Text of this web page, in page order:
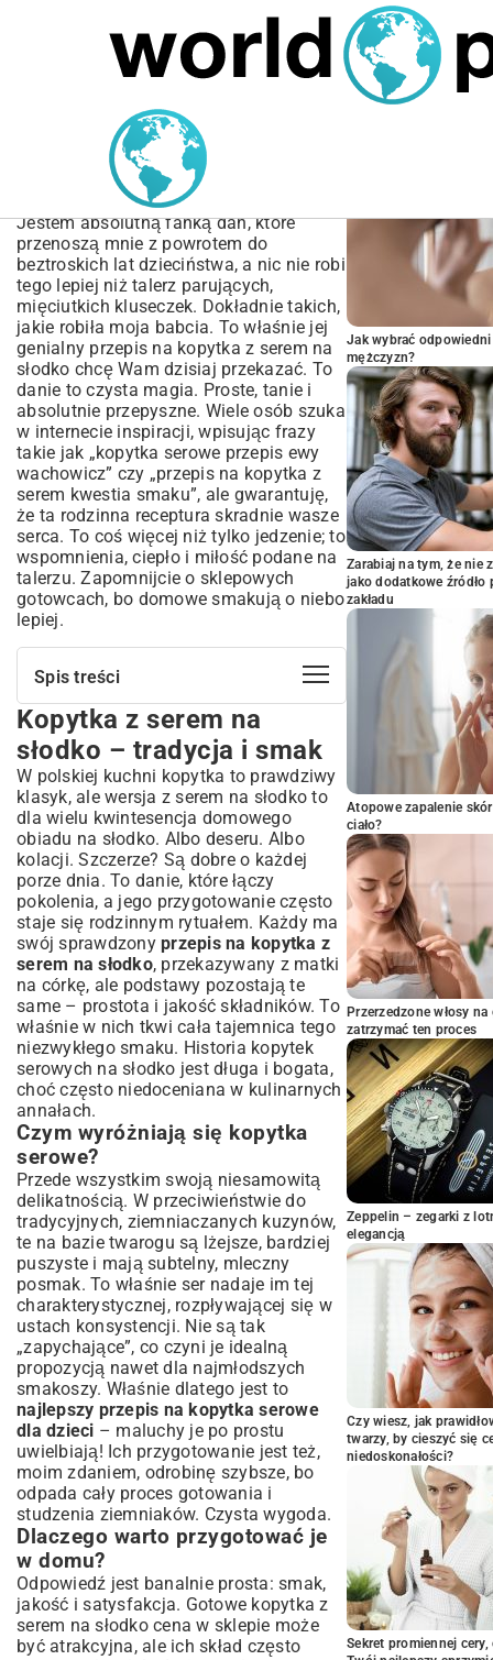
MARIUSZ ŁAMAGA 05.10.2025
Przepis na kopytka z
serem na słodko – Idealne
dla dzieci i dorosłych
Jestem absolutną fanką dań, które
przenoszą mnie z powrotem do
beztroskich lat dzieciństwa, a nic nie robi
tego lepiej niż talerz parujących,
mięciutkich kluseczek. Dokładnie takich,
jakie robiła moja babcia. To właśnie jej
genialny przepis na kopytka z serem na
słodko chcę Wam dzisiaj przekazać. To
danie to czysta magia. Proste, tanie i
absolutnie przepyszne. Wiele osób szuka
w internecie inspiracji, wpisując frazy
takie jak „kopytka serowe przepis ewy
wachowicz” czy „przepis na kopytka z
serem kwestia smaku”, ale gwarantuję,
że ta rodzinna receptura skradnie wasze
serca. To coś więcej niż tylko jedzenie; to
wspomnienia, ciepło i miłość podane na
talerzu. Zapomnijcie o sklepowych
gotowcach, bo domowe smakują o niebo
lepiej.
Spis treści
Kopytka z serem na słodko – tradycja i
smak
Czym wyróżniają się kopytka serowe?
Dlaczego warto przygotować je w domu?
Składniki i przygotowanie idealnego
ciasta na kopytka serowe
Niezbędne produkty do pysznych kopytek
Sekret doskonałego twarogu do kopytek
Krok po kroku: Jak zagnieść sprężyste
ciasto?
Formowanie i gotowanie – osiągnij
perfekcyjną konsystencję
Techniki wałkowania i krojenia kopytek
Ile czasu gotować kopytka, aby były
idealne?
Jak podawać kopytka z serem na słodko?
Pomysły na urozmaicenie i dodatki do
kopytek serowych
Kopytka z owocami – ulubione kombinacje
smaków
Słodkie sosy, polewy i posypki – czym
wzbogacić danie?
Wersje specjalne: kopytka bezglutenowe
lub wegańskie
Praktyczne porady i często zadawane
pytania
Przechowywanie i mrożenie kopytek z
serem
Rozwiązywanie problemów: Dlaczego
kopytka się kleją?
Kopytka serowe a leniwe pierogi –
kluczowe różnice
Podsumowanie: Słodka uczta dla całej
rodziny
Kopytka z serem na
słodko – tradycja i smak
W polskiej kuchni kopytka to prawdziwy
klasyk, ale wersja z serem na słodko to
dla wielu kwintesencja domowego
obiadu na słodko. Albo deseru. Albo
kolacji. Szczerze? Są dobre o każdej
porze dnia. To danie, które łączy
pokolenia, a jego przygotowanie często
staje się rodzinnym rytuałem. Każdy ma
swój sprawdzony przepis na kopytka z
serem na słodko, przekazywany z matki
na córkę, ale podstawy pozostają te
same – prostota i jakość składników. To
właśnie w nich tkwi cała tajemnica tego
niezwykłego smaku. Historia kopytek
serowych na słodko jest długa i bogata,
choć często niedoceniana w kulinarnych
annałach.
Czym wyróżniają się kopytka
serowe?
Przede wszystkim swoją niesamowitą
delikatnością. W przeciwieństwie do
tradycyjnych, ziemniaczanych kuzynów,
te na bazie twarogu są lżejsze, bardziej
puszyste i mają subtelny, mleczny
posmak. To właśnie ser nadaje im tej
charakterystycznej, rozpływającej się w
ustach konsystencji. Nie są tak
„zapychające”, co czyni je idealną
propozycją nawet dla najmłodszych
smakoszy. Właśnie dlatego jest to
najlepszy przepis na kopytka serowe
dla dzieci – maluchy je po prostu
uwielbiają! Ich przygotowanie jest też,
moim zdaniem, odrobinę szybsze, bo
odpada cały proces gotowania i
studzenia ziemniaków. Czysta wygoda.
Dlaczego warto przygotować je
w domu?
Odpowiedź jest banalnie prosta: smak,
jakość i satysfakcja. Gotowe kopytka z
serem na słodko cena w sklepie może
być atrakcyjna, ale ich skład często
Jak wybrać
mężczyzn?
Zarabiaj na tym, że nie
jako dodatkowe
zakładu
Atopowe zapalenie
ciało?
Przerzedzone włosy
zatrzymać ten proces
Zeppelin – zegarki z
elegancją
Czy wiesz, jak
twarzy, by cieszyć się
niedoskonałości?
Sekret promiennej